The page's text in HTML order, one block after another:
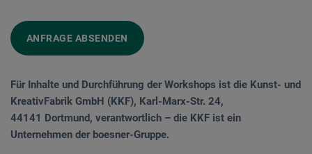
ANFRAGE ABSENDEN
Für Inhalte und Durchführung der Workshops ist die Kunst- und
KreativFabrik GmbH (KKF), Karl-Marx-Str. 24,
44141 Dortmund, verantwortlich – die KKF ist ein
Unternehmen der boesner-Gruppe.